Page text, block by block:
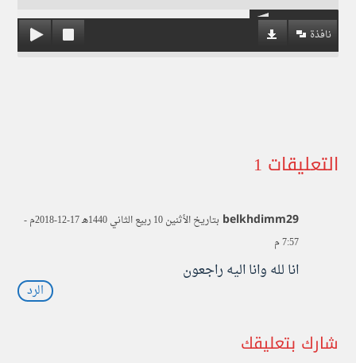
نافذة
التعليقات 1
belkhdimm29
بتاريخ الأثنين 10 ربيع الثاني 1440هـ 17-12-2018م -
7:57 م
انا لله وانا اليه راجعون
الرد
شارك بتعليقك